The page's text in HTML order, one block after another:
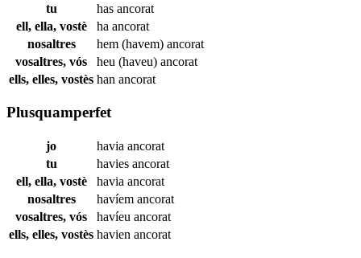
tu
has ancorat
ell, ella, vostè
ha ancorat
nosaltres
hem (havem) ancorat
vosaltres, vós
heu (haveu) ancorat
ells, elles, vostès han ancorat
Plusquamperfet
jo havia ancorat
tu
havies ancorat
ell, ella, vostè
havia ancorat
nosaltres
havíem ancorat
vosaltres, vós
havíeu ancorat
ells, elles, vostès havien ancorat